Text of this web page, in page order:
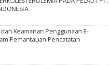
Keamanan Penggunaan E-
Pemantauan Pencatatan